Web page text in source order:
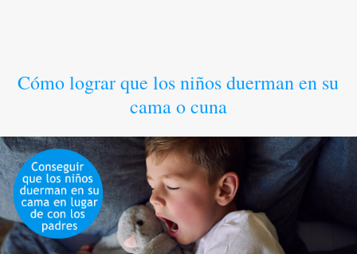
Cómo lograr que los niños duerman en su
cama o cuna